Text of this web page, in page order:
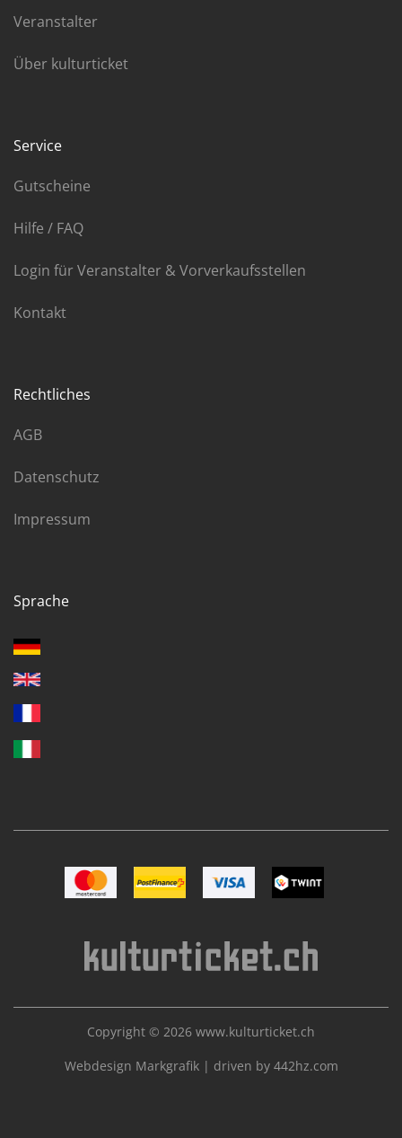
Veranstalter
Über kulturticket
Service
Gutscheine
Hilfe / FAQ
Login für Veranstalter & Vorverkaufsstellen
Kontakt
Rechtliches
AGB
Datenschutz
Impressum
Sprache
Bild MastercardBild Postfinance
Bild VISA Bild TWINT
Copyright © 2026 www.kulturticket.ch
Webdesign Markgrafik | driven by 442hz.com